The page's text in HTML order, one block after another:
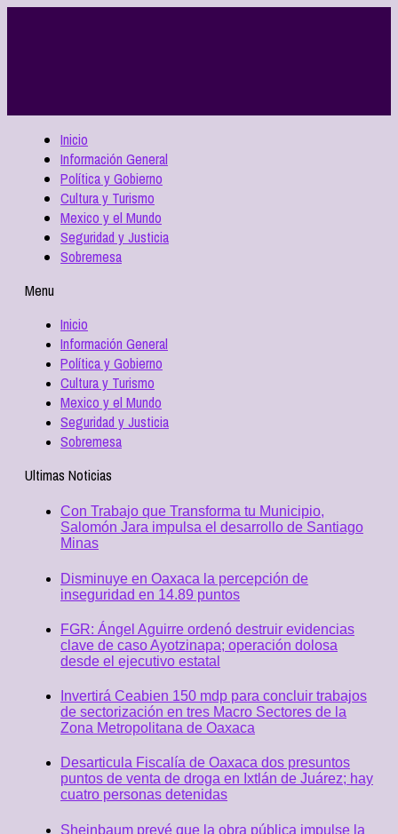
Inicio
Información General
Política y Gobierno
Cultura y Turismo
Mexico y el Mundo
Seguridad y Justicia
Sobremesa
Menu
Inicio
Información General
Política y Gobierno
Cultura y Turismo
Mexico y el Mundo
Seguridad y Justicia
Sobremesa
Ultimas Noticias
Con Trabajo que Transforma tu Municipio,
Salomón Jara impulsa el desarrollo de Santiago
Minas
Disminuye en Oaxaca la percepción de
inseguridad en 14.89 puntos
FGR: Ángel Aguirre ordenó destruir evidencias
clave de caso Ayotzinapa; operación dolosa
desde el ejecutivo estatal
Invertirá Ceabien 150 mdp para concluir trabajos
de sectorización en tres Macro Sectores de la
Zona Metropolitana de Oaxaca
Desarticula Fiscalía de Oaxaca dos presuntos
puntos de venta de droga en Ixtlán de Juárez; hay
cuatro personas detenidas
Sheinbaum prevé que la obra pública impulse la